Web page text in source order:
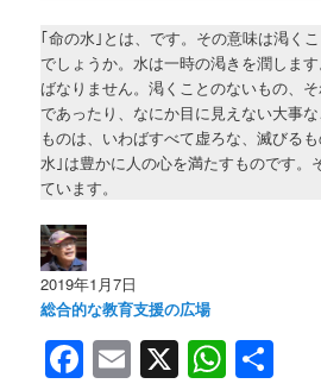
｢命の水｣とは、です。その意味は渇く
でしょうか。水は一時の渇きを潤しま
ばなりません。渇くことのないもの、
であったり、なにか目に見えない大事
ものは、いわばすべて虚ろな、滅びる
水｣は豊かに人の心を満たすものです。
ています。
2019年1月7日
総合的な教育支援の広場
Facebook
Email
X